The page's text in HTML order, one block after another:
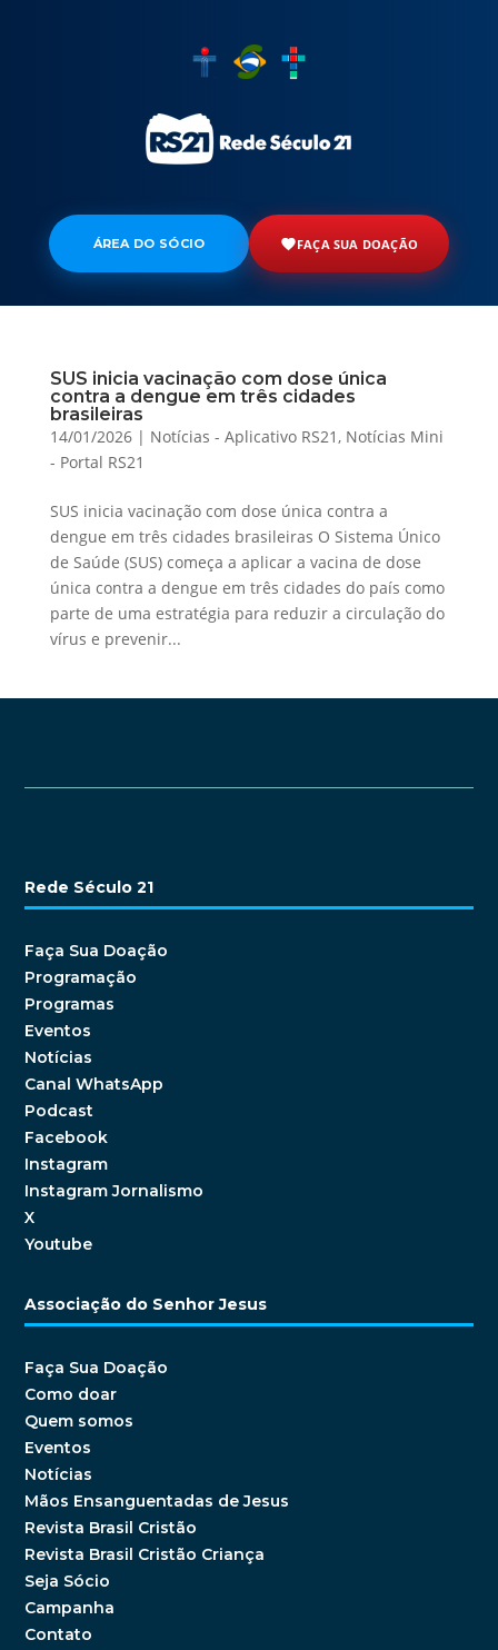
ÁREA DO SÓCIO FAÇA SUA DOAÇÃO
SUS inicia vacinação com dose única
contra a dengue em três cidades
brasileiras
14/01/2026| Notícias - Aplicativo RS21, Notícias Mini
- Portal RS21
SUS inicia vacinação com dose única contra a
dengue em três cidades brasileiras O Sistema Único
de Saúde (SUS) começa a aplicar a vacina de dose
única contra a dengue em três cidades do país como
parte de uma estratégia para reduzir a circulação do
vírus e prevenir...
Rede Século 21
Faça Sua Doação
Programação
Programas
Eventos
Notícias
Canal WhatsApp
Podcast
Facebook
Instagram
Instagram Jornalismo
X
Youtube
Associação do Senhor Jesus
Faça Sua Doação
Como doar
Quem somos
Eventos
Notícias
Mãos Ensanguentadas de Jesus
Revista Brasil Cristão
Revista Brasil Cristão Criança
Seja Sócio
Campanha
Contato